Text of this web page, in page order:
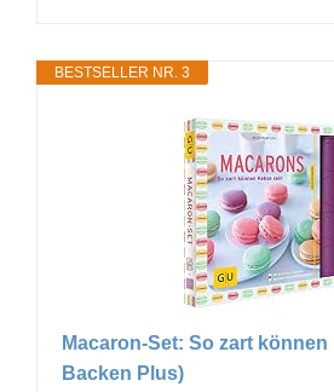
BESTSELLER NR. 3
Macaron-Set: So zart können
Backen Plus)